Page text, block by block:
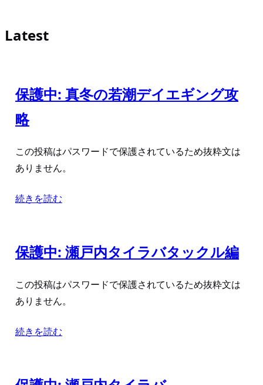
Latest
保護中: 真冬の若潮デイエギング攻
略
この投稿はパスワードで保護されているため抜粋文は
ありません。
続きを読む
保護中: 瀬戸内タイラバタックル編
この投稿はパスワードで保護されているため抜粋文は
ありません。
続きを読む